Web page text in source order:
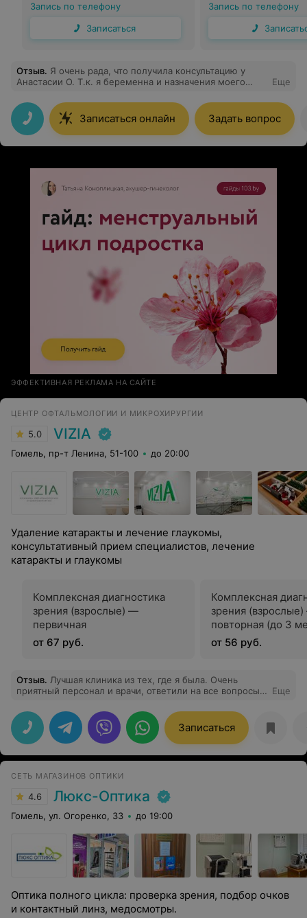
Запись по телефону
Записаться
Запись по телефону
Отзыв. Я очень рада, что получила консультацию у
Анастасии О. Т.к. я беременна и назначения моего
критическим мышлением и док.мед. подходом. Мне
особенно важно получить разъяснение по моему
состоянию и правильному лечению, а не получать
назначения «по стандартному протоколу». Мы все
особенные и я получила у Анастасии О. консультацию
особенностей. Рекомендую!
Еще
Записаться онлайн Задать вопрос
ЭФФЕКТИВНАЯ РЕКЛАМА НА САЙТЕ
ЦЕНТР ОФТАЛЬМОЛОГИИ И МИКРОХИРУРГИИ
5.0 VIZIA
Гомель, пр-т Ленина, 51-100 до 20:00
Удаление катаракты и лечение глаукомы,
консультативный прием специалистов, лечение
катаракты и глаукомы
Комплексная диагностика
зрения (взрослые) —
первичная
от 67 руб.
Комплексная
зрения
повторная (до 3
от 56 руб.
Отзыв. Лучшая клиника из тех, где я была. Очень
приятный персонал и врачи, ответили на все вопросы,
Елена Ивановна. Огромное спасибо !
Еще
Записаться
СЕТЬ МАГАЗИНОВ ОПТИКИ
4.6 Люкс-Оптика
Гомель, ул. Огоренко, 33 до 19:00
Оптика полного цикла: проверка зрения, подбор очков
и контактный линз, медосмотры.